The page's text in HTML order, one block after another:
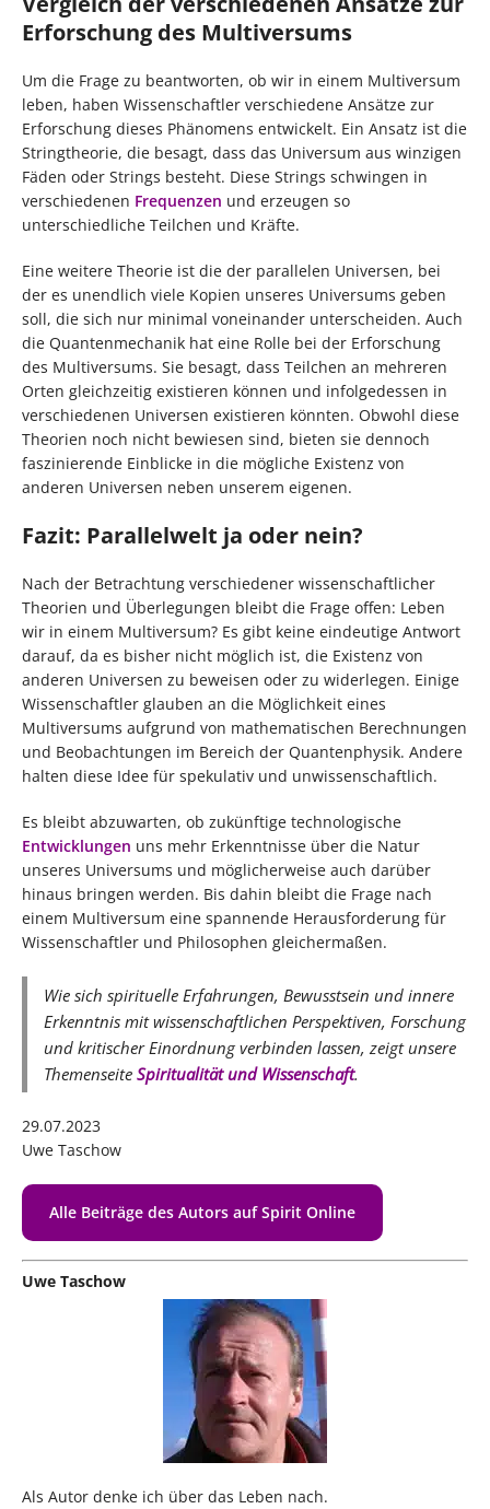
Erforschung des Multiversums
Um die Frage zu beantworten, ob wir in einem Multiversum
leben, haben Wissenschaftler verschiedene Ansätze zur
Erforschung dieses Phänomens entwickelt. Ein Ansatz ist die
Stringtheorie, die besagt, dass das Universum aus winzigen
Fäden oder Strings besteht. Diese Strings schwingen in
verschiedenen Frequenzen und erzeugen so
unterschiedliche Teilchen und Kräfte.
Eine weitere Theorie ist die der parallelen Universen, bei
der es unendlich viele Kopien unseres Universums geben
soll, die sich nur minimal voneinander unterscheiden. Auch
die Quantenmechanik hat eine Rolle bei der Erforschung
des Multiversums. Sie besagt, dass Teilchen an mehreren
Orten gleichzeitig existieren können und infolgedessen in
verschiedenen Universen existieren könnten. Obwohl diese
Theorien noch nicht bewiesen sind, bieten sie dennoch
faszinierende Einblicke in die mögliche Existenz von
anderen Universen neben unserem eigenen.
Fazit: Parallelwelt ja oder nein?
Nach der Betrachtung verschiedener wissenschaftlicher
Theorien und Überlegungen bleibt die Frage offen: Leben
wir in einem Multiversum? Es gibt keine eindeutige Antwort
darauf, da es bisher nicht möglich ist, die Existenz von
anderen Universen zu beweisen oder zu widerlegen. Einige
Wissenschaftler glauben an die Möglichkeit eines
Multiversums aufgrund von mathematischen Berechnungen
und Beobachtungen im Bereich der Quantenphysik. Andere
halten diese Idee für spekulativ und unwissenschaftlich.
Es bleibt abzuwarten, ob zukünftige technologische
Entwicklungen uns mehr Erkenntnisse über die Natur
unseres Universums und möglicherweise auch darüber
hinaus bringen werden. Bis dahin bleibt die Frage nach
einem Multiversum eine spannende Herausforderung für
Wissenschaftler und Philosophen gleichermaßen.
Wie sich spirituelle Erfahrungen, Bewusstsein und innere
Erkenntnis mit wissenschaftlichen Perspektiven, Forschung
und kritischer Einordnung verbinden lassen, zeigt unsere
Themenseite Spiritualität und Wissenschaft.
29.07.2023
Uwe Taschow
Alle Beiträge des Autors auf Spirit Online
Uwe Taschow
Als Autor denke ich über das Leben nach.